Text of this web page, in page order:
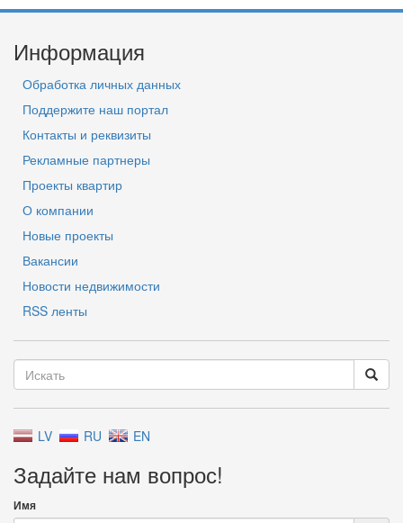
Информация
Обработка личных данных
Поддержите наш портал
Контакты и реквизиты
Рекламные партнеры
Проекты квартир
О компании
Новые проекты
Вакансии
Новости недвижимости
RSS ленты
LV RU EN
Задайте нам вопрос!
Имя